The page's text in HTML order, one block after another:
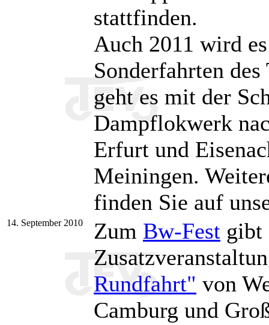
stattfinden.
Auch 2011 wird
Sonderfahrten
geht es mit der
Dampflokwerk
Erfurt und
Meiningen.
finden Sie auf
14. September 2010 Zum Bw-Fest gibt
Rundfahrt" von
Camburg und